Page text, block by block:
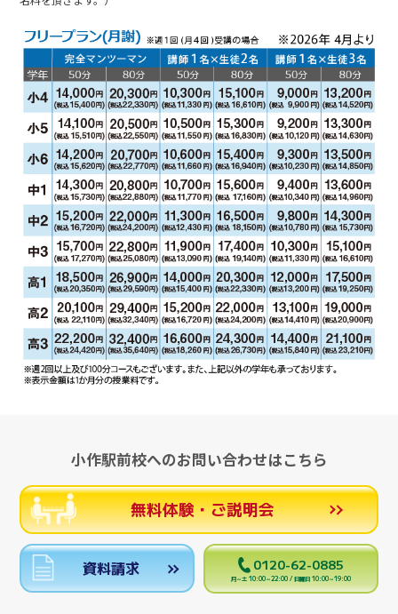
小作駅前校へのお問い合わせはこちら
無料体験・ご説明会
資料請求 0120-62-0885
月～土 10:00～22:00 / 日曜日 10:00～19:00